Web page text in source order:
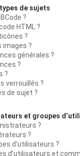
de sujets
?
HTML ?
?
images ?
générales ?
?
?
verrouillés ?
de sujet ?
et groupes
?
?
d’utilisateurs ?
d’utilisateurs et